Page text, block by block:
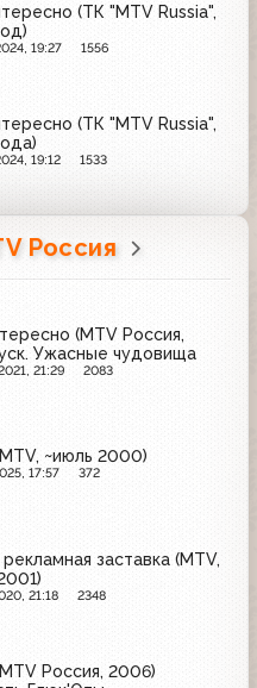
(ТК "MTV Russia",
19:27 1556
(ТК "MTV Russia",
19:12 1533
Россия
(MTV Россия,
Ужасные чудовища
21:29 2083
~июль 2000)
17:57 372
заставка (MTV,
21:18 2348
Россия, 2006)